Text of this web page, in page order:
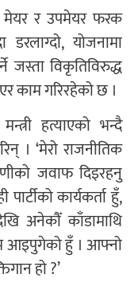
मेयर र उपमेयर फरक
योजनामा
जस्ता विकृतिविरुद्ध
काम गरिरहेको छ ।
हत्याएको भन्दै
। ‘मेरो राजनीतिक
जवाफ दिइरहनु
कार्यकर्ता हुँ,
अनेकौँ काँडामाथि
आइपुगेको हुँ । आफ्नो
हो ?’